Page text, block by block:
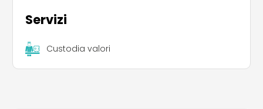
Servizi
Custodia valori